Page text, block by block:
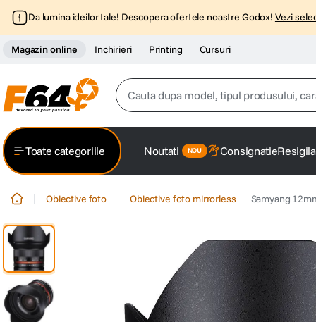
Da lumina ideilor tale! Descopera ofertele noastre Godox! Vezi
Magazin online Inchirieri Printing Cursuri
Cauta dupa model, tipul produsului,
2. trepied
trepied telefon
peak design
canon sx740 hs
Toate categoriile Noutati Consignatie
Obiective foto Obiective foto mirrorless Samyang